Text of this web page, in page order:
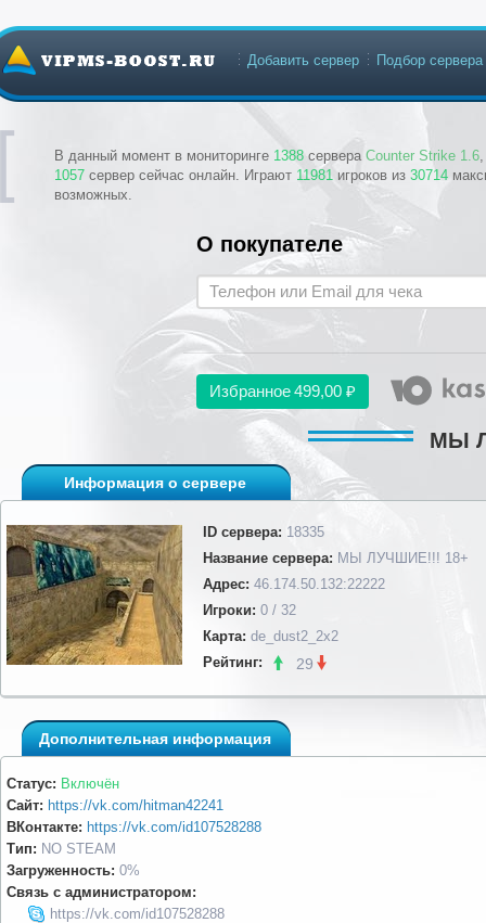
В данный момент в мониторинге 1388 сервера Counter Strike 1.6
1057 сервер сейчас онлайн. Играют 11981 игроков из 30714
возможных.
Добавить сервер Подбор сервера
О покупателе
Избранное499,00 ₽
МЫ
Информация о сервере
ID сервера: 18335
Название сервера: МЫ ЛУЧШИЕ!!! 18+
Адрес: 46.174.50.132:22222
Игроки: 0 / 32
Карта: de_dust2_2x2
Рейтинг:
29
Дополнительная информация
Статус: Включён
Сайт: https://vk.com/hitman42241
ВКонтакте: https://vk.com/id107528288
Тип: NO STEAM
Загруженность: 0%
Связь с администратором:
https://vk.com/id107528288